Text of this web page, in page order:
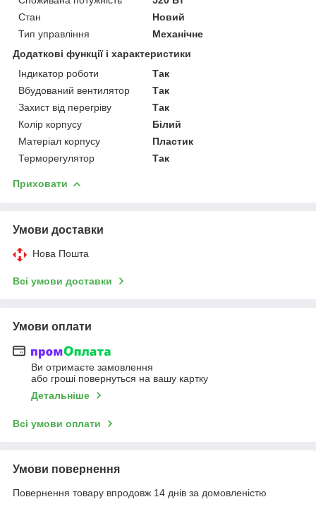
Стан
Новий
Тип управління
Механічне
Додаткові функції і характеристики
Індикатор роботи
Так
Вбудований вентилятор
Так
Захист від перегріву
Так
Колір корпусу
Білий
Матеріал корпусу
Пластик
Терморегулятор
Так
Приховати
Умови доставки
Нова Пошта
Всі умови доставки
Умови оплати
Ви отримаєте замовлення
або гроші повернуться на вашу картку
Детальніше
Всі умови оплати
Умови повернення
Повернення товару впродовж 14 днів за домовленістю